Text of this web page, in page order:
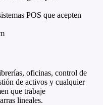
POS que acepten
oficinas, control de
de activos y cualquier
que trabaje
lineales.